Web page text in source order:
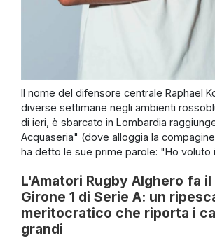
Il nome del difensore centrale Raphael
diverse settimane negli ambienti
di ieri, è sbarcato in Lombardia
Acquaseria" (dove alloggia la
ha detto le sue prime parole: "Ho voluto
L'Amatori Rugby Alghero fa
Girone 1 di Serie A: un
meritocratico che riporta i
grandi